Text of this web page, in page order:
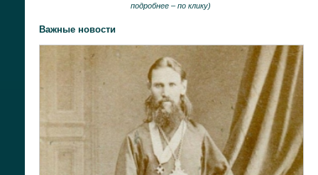
подробнее – по клику)
Важные новости